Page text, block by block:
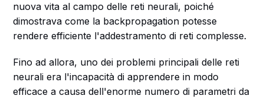
nuova vita al campo delle reti neurali, poiché
dimostrava come la backpropagation potesse
rendere efficiente l'addestramento di reti complesse.
Fino ad allora, uno dei problemi principali delle reti
neurali era l'incapacità di apprendere in modo
efficace a causa dell'enorme numero di parametri da